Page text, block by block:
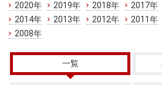
2020年
2019年 2018年 2017年
2014年
2013年 2012年 2011年
2008年
一覧